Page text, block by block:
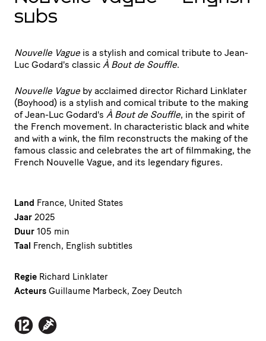
subs
Nouvelle Vague is a stylish and comical tribute to Jean-
Luc Godard's classic À Bout de Souffle.
Nouvelle Vague by acclaimed director Richard Linklater
(Boyhood) is a stylish and comical tribute to the making
of Jean-Luc Godard's À Bout de Souffle, in the spirit of
the French movement. In characteristic black and white
and with a wink, the film reconstructs the making of the
famous classic and celebrates the art of filmmaking, the
French Nouvelle Vague, and its legendary figures.
Land France, United States
Jaar 2025
Duur 105 min
Taal French, English subtitles
Regie Richard Linklater
Acteurs Guillaume Marbeck, Zoey Deutch